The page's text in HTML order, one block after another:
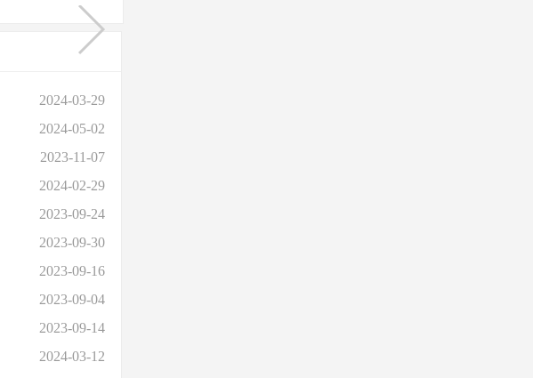
2024-03-29
2024-05-02
2023-11-07
2024-02-29
2023-09-24
2023-09-30
2023-09-16
2023-09-04
2023-09-14
2024-03-12